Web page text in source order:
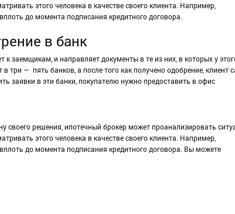
этого человека в качестве своего клиента. Например,
до момента подписания кредитного договора.
в банк
заемщикам, и направляет документы в те из них, в которых у
— пять банков, а после того как получено одобрение, клиент
заявки в эти банки, покупателю нужно предоставить в офис
своего решения, ипотечный брокер может проанализировать
этого человека в качестве своего клиента. Например,
до момента подписания кредитного договора. Вы можете